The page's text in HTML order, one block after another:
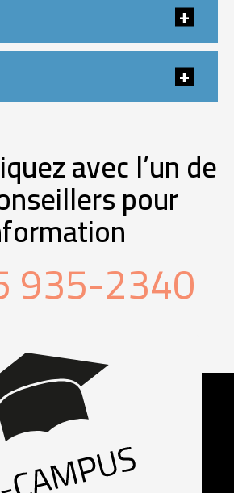
avec l’un de
pour
935-2340